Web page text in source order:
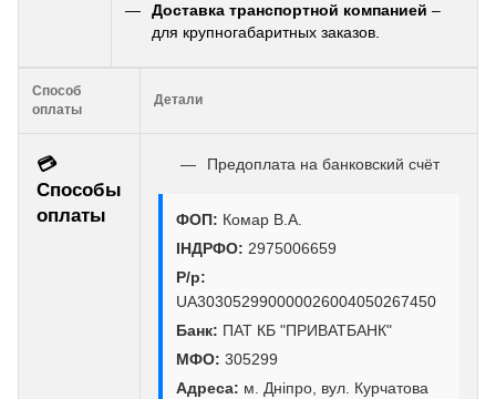
Доставка транспортной компанией –
для крупногабаритных заказов.
Способ
оплаты
Детали
💳
Способы
оплаты
Предоплата на банковский счёт
ФОП: Комар В.А.
ІНДРФО: 2975006659
Р/р:
UA303052990000026004050267450
Банк: ПАТ КБ "ПРИВАТБАНК"
МФО: 305299
Адреса: м. Дніпро, вул. Курчатова